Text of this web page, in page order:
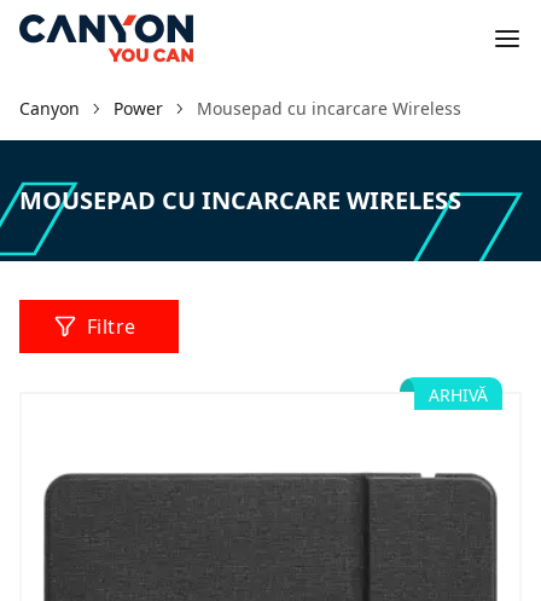
Canyon Power Mousepad cu incarcare Wireless
MOUSEPAD CU INCARCARE WIRELESS
Filtre
ARHIVĂ